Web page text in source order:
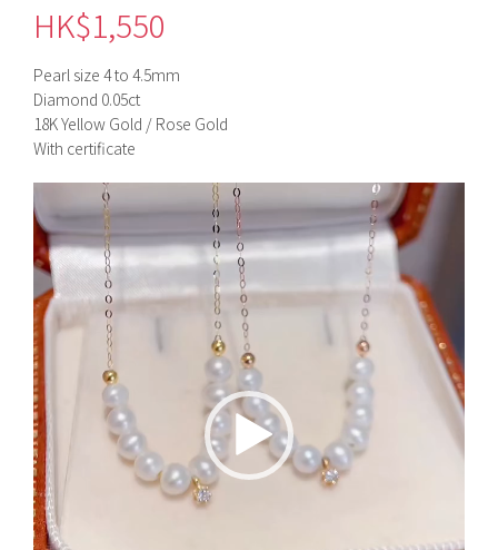
HK$1,550
Pearl size 4 to 4.5mm
Diamond 0.05ct
18K Yellow Gold / Rose Gold
With certificate
視
訊
播
放
器